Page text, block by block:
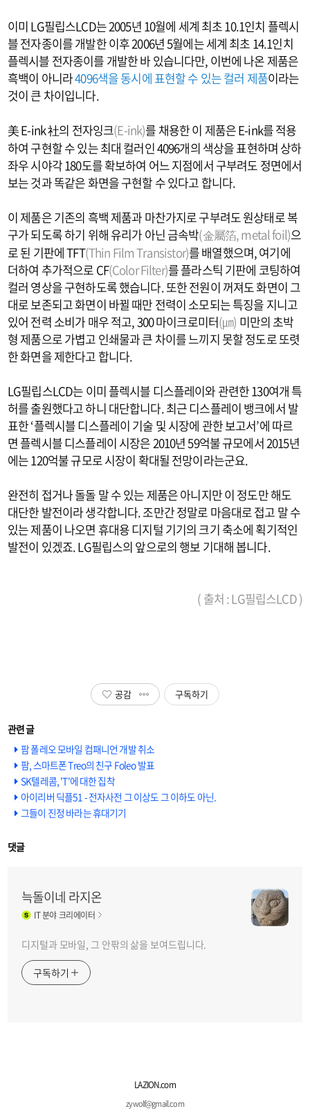
이미 LG필립스LCD는 2005년 10월에 세계 최초 10.1인치 플렉시
블 전자종이를 개발한 이후 2006년 5월에는 세계 최초 14.1인치
플렉시블 전자종이를 개발한 바 있습니다만, 이번에 나온 제품은
흑백이 아니라4096색을 동시에 표현할 수 있는 컬러 제품이라는
것이 큰 차이입니다.
美 E-ink 社의 전자잉크(E-ink)를 채용한 이 제품은 E-ink를 적용
하여 구현할 수 있는 최대 컬러인 4096개의 색상을 표현하며 상하
좌우 시야각 180도를 확보하여 어느 지점에서 구부려도 정면에서
보는 것과 똑같은 화면을 구현할 수 있다고 합니다.
이 제품은 기존의 흑백 제품과 마찬가지로 구부려도 원상태로 복
구가 되도록 하기 위해 유리가 아닌 금속박(金屬箔, metal foil)으
로 된 기판에 TFT(Thin Film Transistor)를 배열했으며, 여기에
더하여 추가적으로 CF(Color Filter)를 플라스틱 기판에 코팅하여
컬러 영상을 구현하도록 했습니다. 또한 전원이 꺼져도 화면이 그
대로 보존되고 화면이 바뀔 때만 전력이 소모되는 특징을 지니고
있어 전력 소비가 매우 적고, 300 마이크로미터(㎛) 미만의 초박
형 제품으로 가볍고 인쇄물과 큰 차이를 느끼지 못할 정도로 또렷
한 화면을 제한다고 합니다.
LG필립스LCD는 이미 플렉시블 디스플레이와 관련한 130여개 특
허를 출원했다고 하니 대단합니다. 최근 디스플레이 뱅크에서 발
표한 ‘플렉시블 디스플레이 기술 및 시장에 관한 보고서’에 따르
면 플렉시블 디스플레이 시장은 2010년 59억불 규모에서 2015년
에는 120억불 규모로 시장이 확대될 전망이라는군요.
완전히 접거나 돌돌 말 수 있는 제품은 아니지만 이 정도만 해도
대단한 발전이라 생각합니다. 조만간 정말로 마음대로 접고 말 수
있는 제품이 나오면 휴대용 디지털 기기의 크기 축소에 획기적인
발전이 있겠죠. LG필립스의 앞으로의 행보 기대해 봅니다.
( 출처 :LG필립스LCD)
공감 구독하기
팜 폴레오 모바일 컴패니언 개발 취소
팜, 스마트폰 Treo의 친구 Foleo 발표
SK텔레콤, 'T'에 대한 집착
아이리버 딕플51 - 전자사전 그 이상도 그 이하도 아닌.
그들이 진정 바라는 휴대기기
댓글
늑돌이네 라지온
IT분야 크리에이터
디지털과 모바일, 그 안팎의 삶을 보여드립니다.
구독하기
LAZION.com
zywolf@gmail.com